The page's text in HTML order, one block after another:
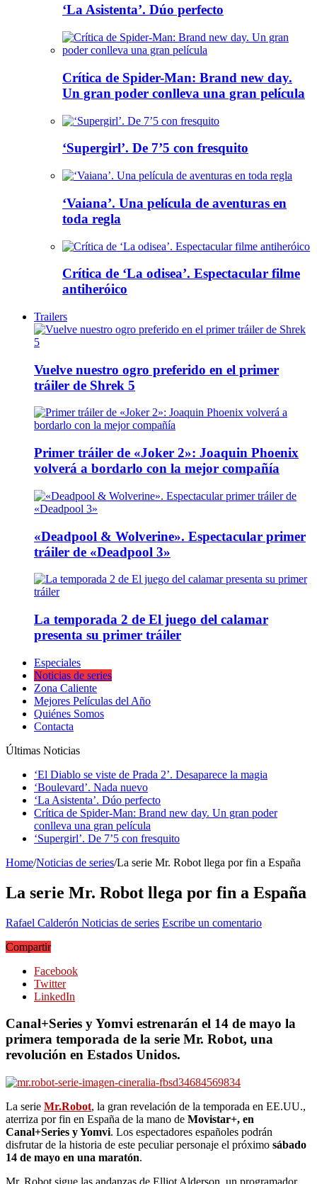
‘La Asistenta’. Dúo perfecto
Crítica de Spider-Man: Brand new day.
Un gran poder conlleva una gran película
‘Supergirl’. De 7’5 con fresquito
‘Vaiana’. Una película de aventuras en
toda regla
Crítica de ‘La odisea’. Espectacular filme
antiheróico
Trailers
Vuelve nuestro ogro preferido en el primer
tráiler de Shrek 5
Primer tráiler de «Joker 2»: Joaquin Phoenix
volverá a bordarlo con la mejor compañía
«Deadpool & Wolverine». Espectacular primer
tráiler de «Deadpool 3»
La temporada 2 de El juego del calamar
presenta su primer tráiler
Especiales
Noticias de series
Zona Caliente
Mejores Películas del Año
Quiénes Somos
Contacta
Últimas Noticias
‘El Diablo se viste de Prada 2’. Desaparece la magia
‘Boulevard’. Nada nuevo
‘La Asistenta’. Dúo perfecto
Crítica de Spider-Man: Brand new day. Un gran poder
conlleva una gran película
‘Supergirl’. De 7’5 con fresquito
Home/Noticias de series/La serie Mr. Robot llega por fin a España
La serie Mr. Robot llega por fin a España
Rafael Calderón Noticias de series Escribe un comentario
Compartir
Facebook
Twitter
LinkedIn
Canal+Series y Yomvi estrenarán el 14 de mayo la
primera temporada de la serie Mr. Robot, una
revolución en Estados Unidos.
La serie Mr.Robot, la gran revelación de la temporada en EE.UU.,
aterriza por fin en España de la mano de Movistar+, en
Canal+Series y Yomvi. Los espectadores españoles podrán
disfrutar de la historia de este peculiar personaje el próximo sábado
14 de mayo en una maratón.
Mr. Robot sigue las andanzas de Elliot Alderson, un programador